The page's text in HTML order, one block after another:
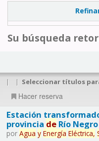
Su búsqueda
| | Seleccionar títulos
Hacer reserva
Estación
provincia deRío Negro
por Agua y Energía Eléctrica,